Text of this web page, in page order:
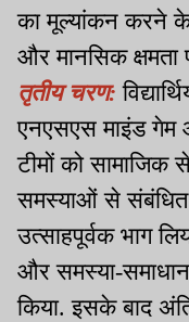
का मूल्यांकन करने के
और मानसिक क्षमता
तृतीय चरण:
एनएसएस माइंड गेम
टीमों को सामाजिक
समस्याओं से संबंधित
उत्साहपूर्वक भाग
और समस्या-
किया. इसके बाद